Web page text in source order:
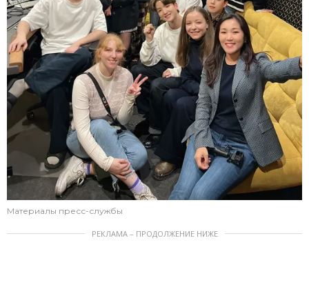
Материалы пресс-службы
РЕКЛАМА – ПРОДОЛЖЕНИЕ НИЖЕ